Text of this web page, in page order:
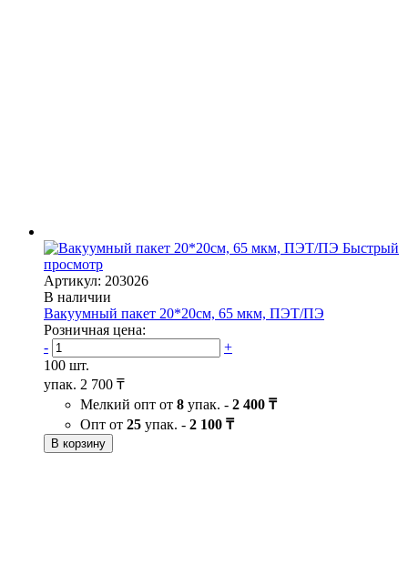
Быстрый
просмотр
Артикул: 203026
В наличии
Вакуумный пакет 20*20см, 65 мкм, ПЭТ/ПЭ
Розничная цена:
-
+
100 шт.
упак. 2 700 ₸
Мелкий опт от 8 упак. - 2 400 ₸
Опт от 25 упак. - 2 100 ₸
В корзину